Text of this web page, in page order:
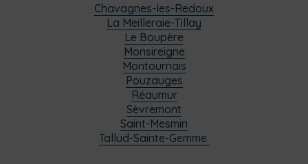
Chavagnes-les-Redoux
La Meilleraie-Tillay
Le Boupère
Monsireigne
Montournais
Pouzauges
Réaumur
Sèvremont
Saint-Mesmin
Tallud-Sainte-Gemme